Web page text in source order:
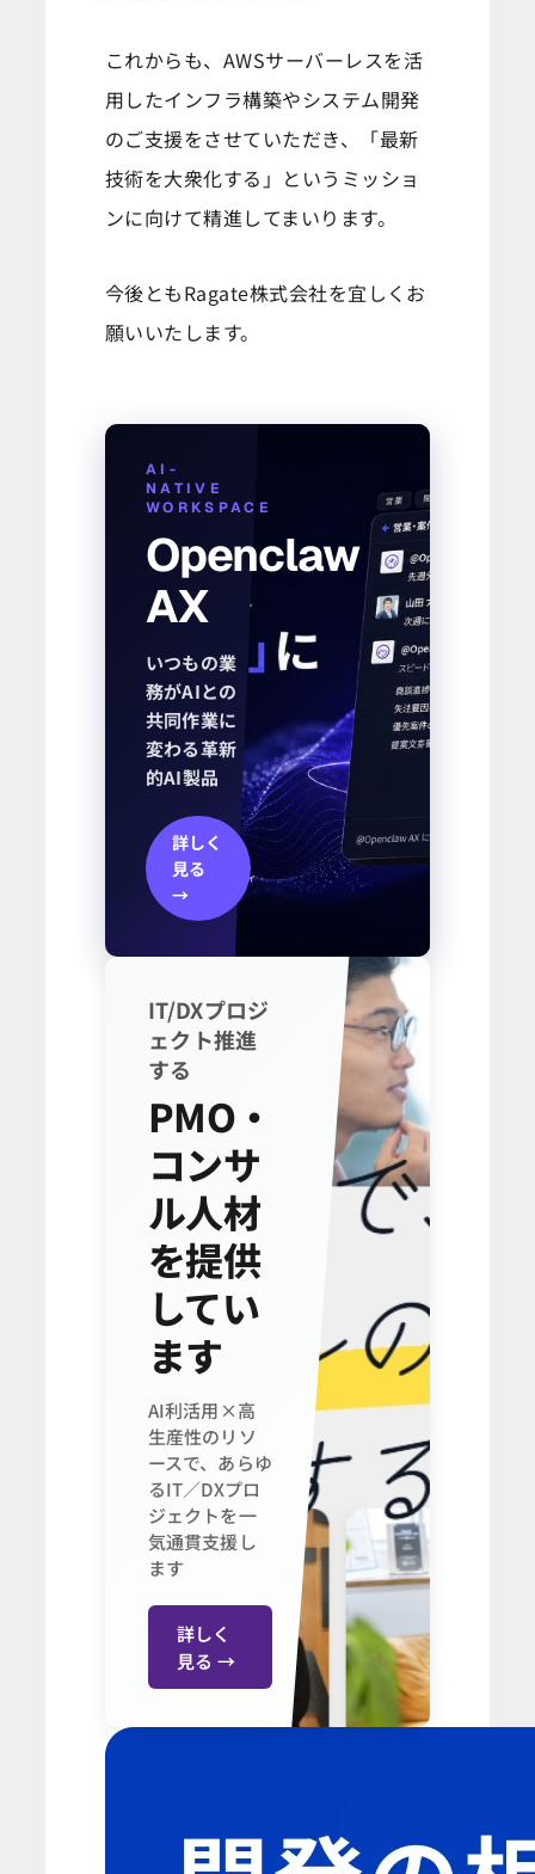
これからも、AWSサーバーレスを活
用したインフラ構築やシステム開発
のご支援をさせていただき、「最新
技術を大衆化する」というミッショ
ンに向けて精進してまいります。
今後ともRagate株式会社を宜しくお
願いいたします。
AI-
NATIVE
WORKSPACE
Openclaw
AX
いつもの業
務がAIとの
共同作業に
変わる革新
的AI製品
詳しく
見る
→
IT/DXプロジ
ェクト推進
する
PMO・
コンサ
ル人材
を提供
してい
ます
AI利活用×高
生産性のリソ
ースで、あらゆ
るIT／DXプロ
ジェクトを一
気通貫支援し
ます
詳しく
見る →